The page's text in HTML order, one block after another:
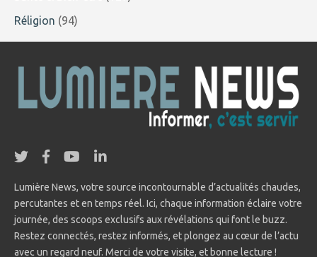
Réligion (94)
Lumière News, votre source incontournable d’actualités chaudes,
percutantes et en temps réel. Ici, chaque information éclaire votre
journée, des scoops exclusifs aux révélations qui font le buzz.
Restez connectés, restez informés, et plongez au cœur de l’actu
avec un regard neuf. Merci de votre visite, et bonne lecture !